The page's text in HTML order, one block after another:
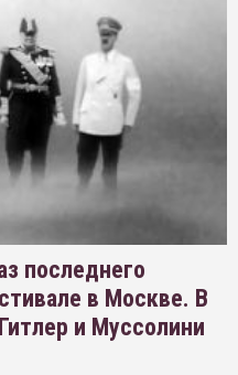
последнего
в Москве. В
и Муссолини